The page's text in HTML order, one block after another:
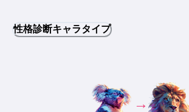
性格診断キャラタイプ
→